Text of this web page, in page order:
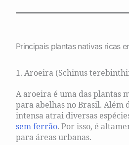
Principais plantas nativas ricas
1. Aroeira (Schinus
A aroeira é uma das plantas
para abelhas no Brasil. Além
intensa atrai diversas
sem ferrão. Por isso, é
para áreas urbanas.